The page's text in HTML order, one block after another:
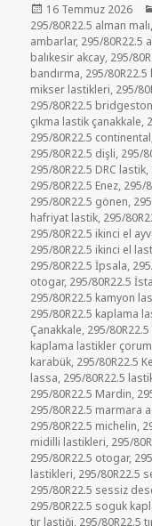
Yayın
tarihi
16 Temmuz 2026
295/80R22.5 alman malı,
ambarlar, 295/80R22.5
balıkesir akcay, 295/
bandırma, 295/
mikser lastikleri, 295/
295/80R22.5
çıkma lastik çanakkale,
295/80R22.5 continental
295/80R22.5 dişli, 295/
295/80R22.5 DRC lastik,
295/80R22.5 Enez, 295/
295/80R22.5 gönen,
hafriyat lastik, 295/
295/80R22.5 ikinci el
295/80R22.5 ikinci el
295/80R22.5 İpsala,
otogar, 295/80R22.5
295/80R22.5 kamyon
295/80R22.5 kaplama
Çanakkale, 295/
kaplama lastikler çorum
karabük, 295/80R22.5
lassa, 295/80R22.5
295/80R22.5 Mardin,
295/80R22.5 marmara
295/80R22.5 michelin,
midilli lastikleri, 295/
295/80R22.5 otogar,
lastikleri, 295/80R22.5
295/80R22.5 sessiz
295/80R22.5 soguk
tır lastiği, 295/80R22.5